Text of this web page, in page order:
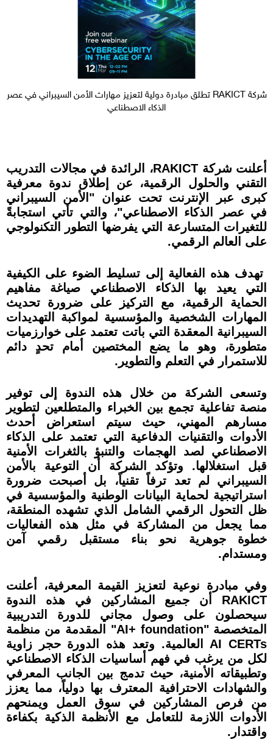
شركة RAKICT تطلق مبادرة دولية لتعزيز مهارات الأمن السيبراني في عصر
الذكاء الاصطناعي
أعلنت شركة RAKICT، الرائدة في مجالات التدريب
التقني والحلول الرقمية، عن إطلاق ندوة معرفية
كبرى عبر الإنترنت تحت عنوان "الأمن السيبراني
في عصر الذكاء الاصطناعي"، والتي تأتي استجابةً
للتغيرات المتسارعة التي يفرضها التطور التكنولوجي
على العالم الرقمي.
تهدف هذه الفعالية إلى تسليط الضوء على الكيفية
التي يعيد بها الذكاء الاصطناعي صياغة مفاهيم
الحماية الرقمية، مع التركيز على ضرورة تحديث
المهارات الشخصية والمؤسسية لمواكبة التهديدات
السيبرانية المعقدة التي باتت تعتمد على خوارزميات
متطورة، وهو ما يضع المختصين أمام تحدٍ دائم
للاستمرار في التعلم والتطوير.
وتسعى الشركة من خلال هذه الندوة إلى توفير
منصة تفاعلية تجمع بين الخبراء والمتطلعين لتطوير
مسارهم المهني، حيث سيتم استعراض أحدث
الأدوات والتقنيات الدفاعية التي تعتمد على الذكاء
الاصطناعي لصد الهجمات والتنبؤ بالثغرات الأمنية
قبل استغلالها. وتؤكد الشركة أن التوعية بالأمن
السيبراني لم تعد ترفاً تقنياً، بل أصبحت ضرورة
استراتيجية لحماية البيانات الوطنية والمؤسسية في
ظل التحول الرقمي الشامل الذي تشهده المنطقة،
مما يجعل من المشاركة في مثل هذه الفعاليات
خطوة جوهرية نحو بناء مستقبل رقمي آمن
ومستدام.
وفي مبادرة نوعية لتعزيز القيمة المعرفية، أعلنت
RAKICT أن جميع المشاركين في هذه الندوة
سيحصلون على وصول مجاني للدورة التدريبية
المتخصصة "AI+ foundation" المقدمة من منظمة
AI CERTs العالمية. وتعد هذه الدورة حجر زاوية
لكل من يرغب في فهم أساسيات الذكاء الاصطناعي
وتطبيقاته الأمنية، حيث تدمج بين الجانب المعرفي
والشهادات الاحترافية المعترف بها دولياً، مما يعزز
من فرص المشاركين في سوق العمل ويمنحهم
الأدوات اللازمة للتعامل مع الأنظمة الذكية بكفاءة
واقتدار.